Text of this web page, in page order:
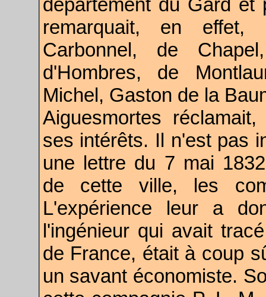
département du Gard
remarquait, en effet,
Carbonnel, de
d'Hombres, de
Michel, Gaston de la
Aiguesmortes
ses intérêts. Il n'est pas
une lettre du 7 mai
de cette ville, les
L'expérience leur a
l'ingénieur qui avait
de France, était à coup
un savant économiste.